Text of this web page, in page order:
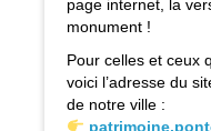
page internet, la
monument !
Pour celles et ceux
voici l’adresse du
de notre ville :